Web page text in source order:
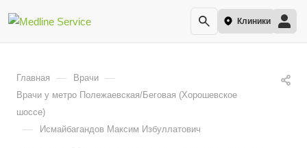
Клиники
Главная — Врачи —
Врачи у метро Полежаевская/Беговая (Хорошевское
шоссе)
— Исмайбагандов Максим Избуллатович